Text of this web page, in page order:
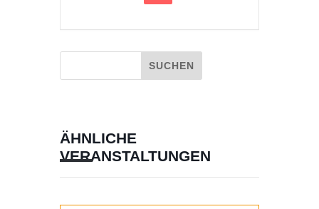
ÄHNLICHE
VERANSTALTUNGEN